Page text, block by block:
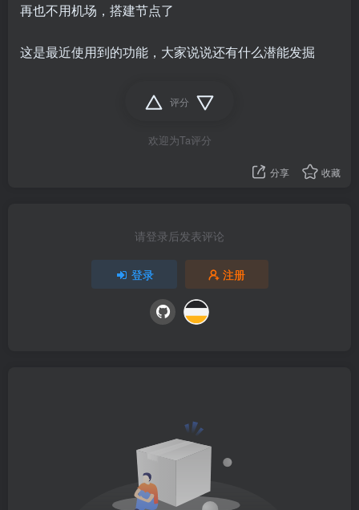
再也不用机场，搭建节点了
这是最近使用到的功能，大家说说还有什么潜能发掘
评分
欢迎为Ta评分
分享 收藏
请登录后发表评论
登录 注册